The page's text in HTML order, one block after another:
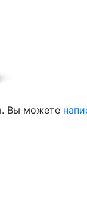
Вы можете